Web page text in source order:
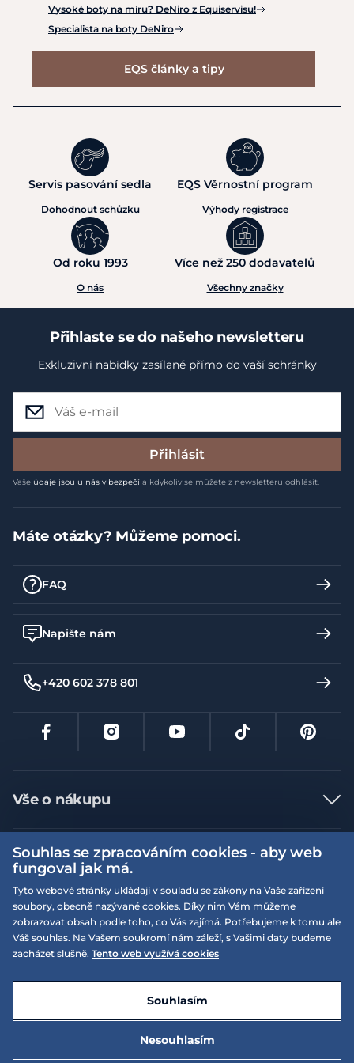
Vysoké boty na míru? DeNiro z Equiservisu!
Specialista na boty DeNiro
EQS články a tipy
Servis pasování sedla
Dohodnout schůzku
EQS Věrnostní program
Výhody registrace
Od roku 1993
O nás
Více než 250 dodavatelů
Všechny značky
Přihlaste se do našeho newsletteru
Exkluzivní nabídky zasílané přímo do vaší schránky
Přihlásit
Vaše údaje jsou u nás v bezpečí a kdykoliv se můžete z newsletteru odhlásit.
Máte otázky? Můžeme pomoci.
FAQ
Napište nám
+420 602 378 801
Vše o nákupu
Jak nakupovat
Nejčastější dotazy
Doprava a platba
Vrácení a výměna zboží
Reklamace
Velikostní tabulky
Více informací
Obchodní podmínky
Podmínky EQS věrnostního klubu
On-line katalogy
Dotace
Zásady ochrany osobních údajů
Naše prodejny
EQS Rudná
EQS Praha 9 - Letňany
Nyní otevřeno
E-shop vytvořila a technicky zajišťujeSIMPLIA.cz
Souhlas se zpracováním cookies - aby web
fungoval jak má.
Tyto webové stránky ukládají v souladu se zákony na Vaše zařízení
soubory, obecně nazývané cookies. Díky nim Vám můžeme
zobrazovat obsah podle toho, co Vás zajímá. Potřebujeme k tomu ale
Váš souhlas. Na Vašem soukromí nám záleží, s Vašimi daty budeme
zacházet slušně. Tento web využívá cookies
Nesouhlasím
Souhlasím